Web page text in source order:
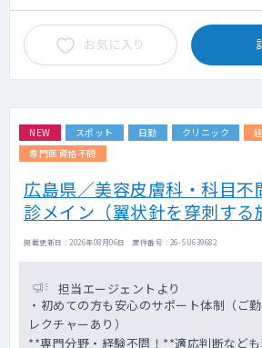
お気に入り
NEW スポット 日勤 クリニック
専門医資格不問
広島県／美容皮膚科・科目不
診メイン（翼状針を穿刺する
掲載更新日 : 2026年08月06日 案件番号 : 26-SU639682
担当エージェントより
・初めての方も安心のサポート体制（ご
レクチャーあり）
**専門分野・経験不問！**適応判断など